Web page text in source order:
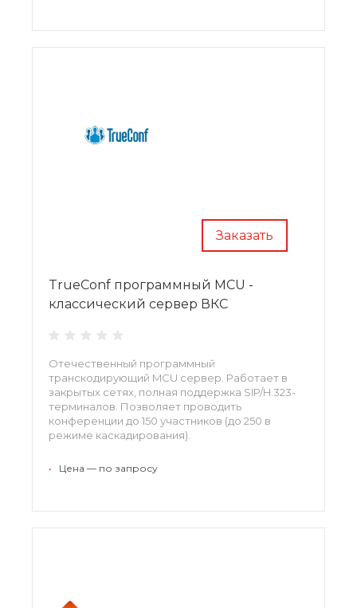
Заказать
TrueConf программный MCU -
классический сервер ВКС
Отечественный программный
транскодирующий MCU сервер. Работает в
закрытых сетях, полная поддержка SIP/H.323-
терминалов. Позволяет проводить
конференции до 150 участников (до 250 в
режиме каскадирования).
• Цена — по запросу